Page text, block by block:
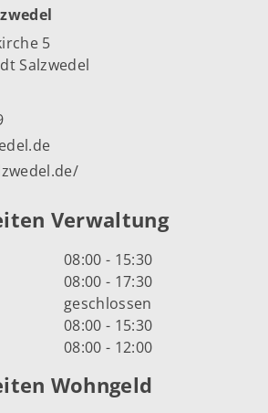
5
Salzwedel
Verwaltung
08:00 - 15:30
08:00 - 17:30
geschlossen
08:00 - 15:30
08:00 - 12:00
Wohngeld